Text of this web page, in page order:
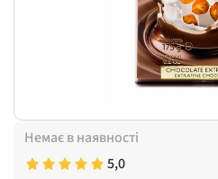
Немає в наявності
5,0